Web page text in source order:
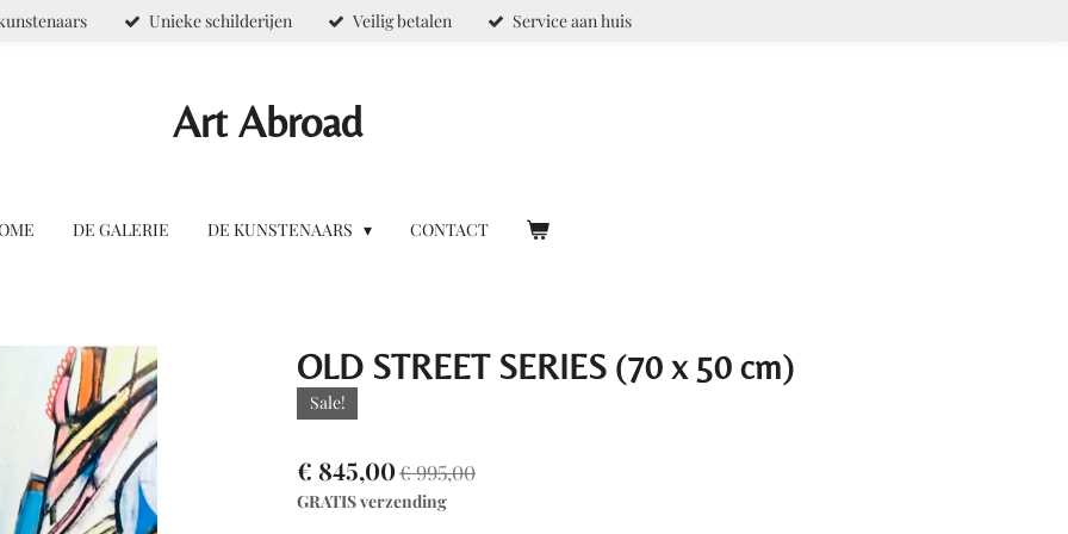
Unieke schilderijen Veilig betalen Service aan huis
Art Abroad
DE GALERIE DE KUNSTENAARS CONTACT
OLD STREET SERIES (70 x 50 cm)
Sale!
€ 845,00€ 995,00
GRATIS verzending